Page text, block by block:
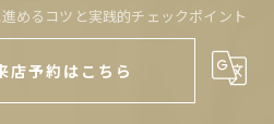
めるコツと実践的チェックポイント
店予約はこちら